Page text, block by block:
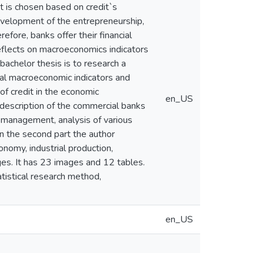
is chosen based on credit`s
of the entrepreneurship,
banks offer their financial
on macroeconomics indicators
thesis is to research a
macroeconomic indicators and
credit in the economic
of the commercial banks
analysis of various
the second part the author
industrial production,
It has 23 images and 12 tables.
research method,
en_US
en_US